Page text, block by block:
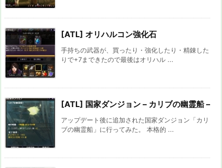
[ATL] オリハルコン強化石
手持ちの武器が、買ったり・強化したり・精錬した
りで+7まできたので最後はオリハル ...
[ATL] 国家ダンジョン – カリブの幽霊船 –
アップデート後に追加された国家ダンジョン「カリ
ブの幽霊船」に行ってみた。 本格的 ...